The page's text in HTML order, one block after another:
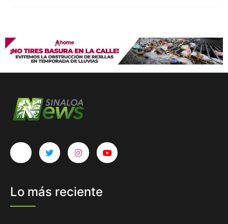
Lo más reciente